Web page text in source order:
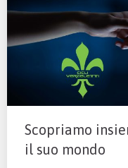
Scopriamo
il suo mondo